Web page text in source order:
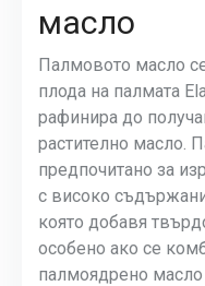
масло
Палмовото масло
плода на палмата
рафинира до
растително масло.
предпочитано за
с високо
която добавя
особено ако се
палмоядрено